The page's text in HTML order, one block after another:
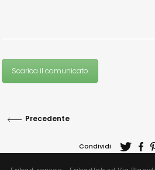
Scarica il comunicato
Precedente
Condividi